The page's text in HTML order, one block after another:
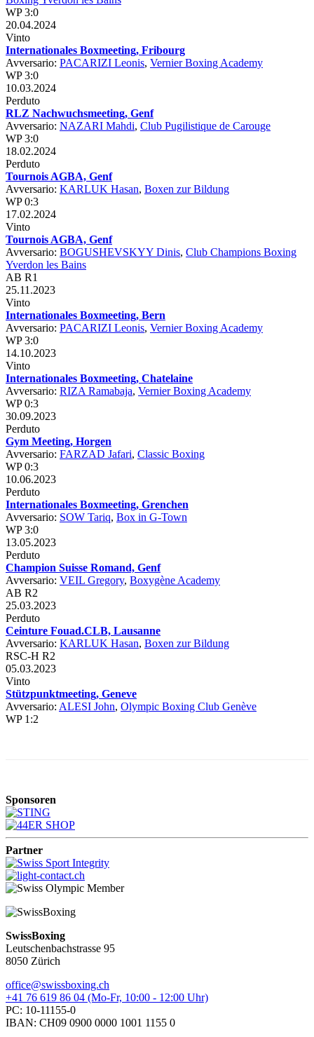
WP 3:0
20.04.2024
Vinto
Internationales Boxmeeting, Fribourg
Avversario: PACARIZI Leonis, Vernier Boxing Academy
WP 3:0
10.03.2024
Perduto
RLZ Nachwuchsmeeting, Genf
Avversario: NAZARI Mahdi, Club Pugilistique de Carouge
WP 3:0
18.02.2024
Perduto
Tournois AGBA, Genf
Avversario: KARLUK Hasan, Boxen zur Bildung
WP 0:3
17.02.2024
Vinto
Tournois AGBA, Genf
Avversario: BOGUSHEVSKYY Dinis, Club Champions Boxing
Yverdon les Bains
AB R1
25.11.2023
Vinto
Internationales Boxmeeting, Bern
Avversario: PACARIZI Leonis, Vernier Boxing Academy
WP 3:0
14.10.2023
Vinto
Internationales Boxmeeting, Chatelaine
Avversario: RIZA Ramabaja, Vernier Boxing Academy
WP 0:3
30.09.2023
Perduto
Gym Meeting, Horgen
Avversario: FARZAD Jafari, Classic Boxing
WP 0:3
10.06.2023
Perduto
Internationales Boxmeeting, Grenchen
Avversario: SOW Tariq, Box in G-Town
WP 3:0
13.05.2023
Perduto
Champion Suisse Romand, Genf
Avversario: VEIL Gregory, Boxygène Academy
AB R2
25.03.2023
Perduto
Ceinture Fouad.CLB, Lausanne
Avversario: KARLUK Hasan, Boxen zur Bildung
RSC-H R2
05.03.2023
Vinto
Stützpunktmeeting, Geneve
Avversario: ALESI John, Olympic Boxing Club Genève
WP 1:2
Sponsoren
Partner
SwissBoxing
Leutschenbachstrasse 95
8050 Zürich
office@swissboxing.ch
+41 76 619 86 04 (Mo-Fr, 10:00 - 12:00 Uhr)
PC: 10-11155-0
IBAN: CH09 0900 0000 1001 1155 0